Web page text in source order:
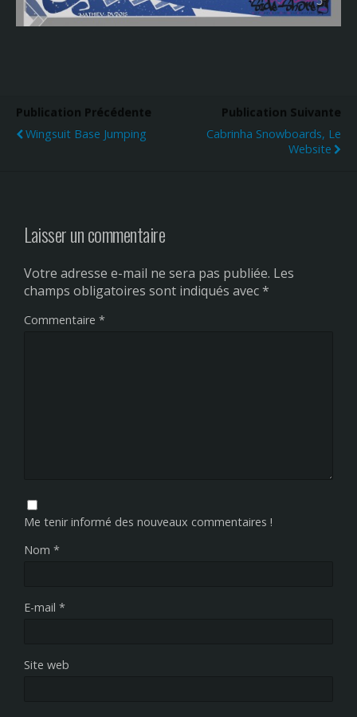
Publication Précédente
Wingsuit Base Jumping
Publication Suivante
Cabrinha Snowboards, Le
Website
Laisser un commentaire
Votre adresse e-mail ne sera pas publiée. Les
champs obligatoires sont indiqués avec*
Commentaire *
Me tenir informé des nouveaux commentaires !
Nom *
E-mail *
Site web